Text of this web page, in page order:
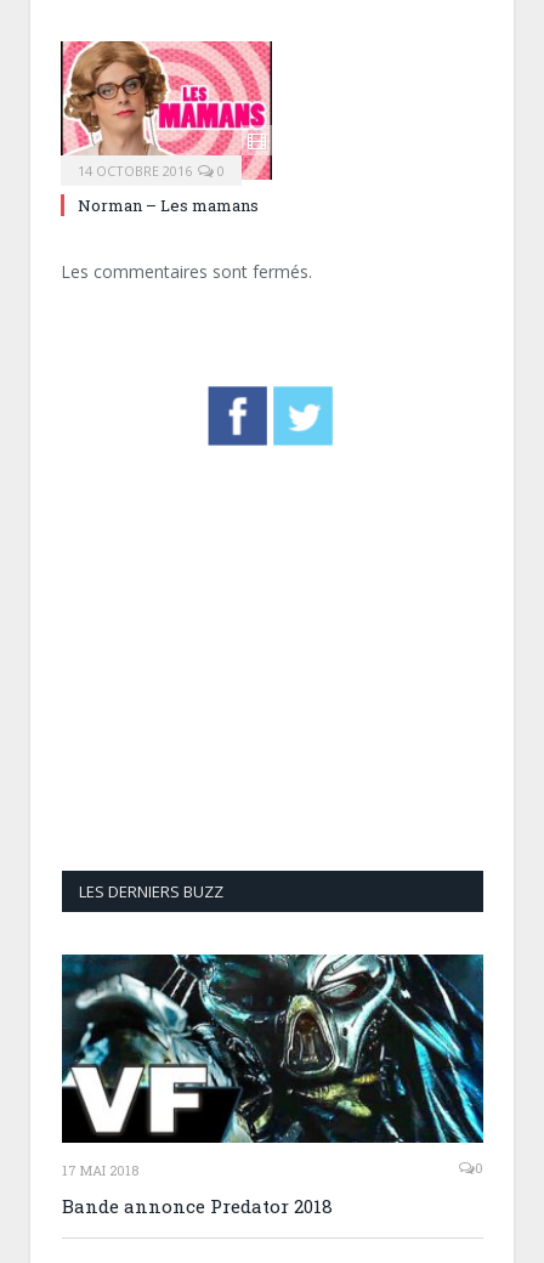
14 OCTOBRE 2016 0
Norman – Les mamans
Les commentaires sont fermés.
LES DERNIERS BUZZ
17 MAI 2018 0
Bande annonce Predator 2018